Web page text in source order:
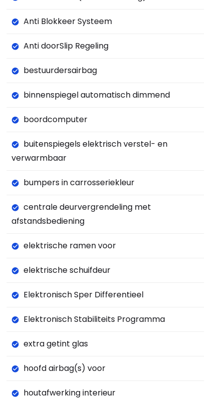
Anti Blokkeer Systeem
Anti doorSlip Regeling
bestuurdersairbag
binnenspiegel automatisch dimmend
boordcomputer
buitenspiegels elektrisch verstel- en
verwarmbaar
bumpers in carrosseriekleur
centrale deurvergrendeling met
afstandsbediening
elektrische ramen voor
elektrische schuifdeur
Elektronisch Sper Differentieel
Elektronisch Stabiliteits Programma
extra getint glas
hoofd airbag(s) voor
houtafwerking interieur